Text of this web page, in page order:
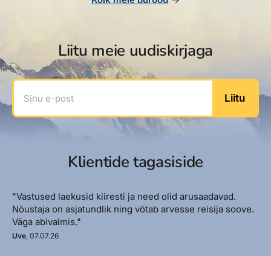
Liitu meie uudiskirjaga
Sinu e-post
Liitu
Klientide tagasiside
"Vastused laekusid kiiresti ja need olid arusaadavad.
Nõustaja on asjatundlik ning võtab arvesse reisija soove.
Väga abivalmis."
Uve, 07.07.26